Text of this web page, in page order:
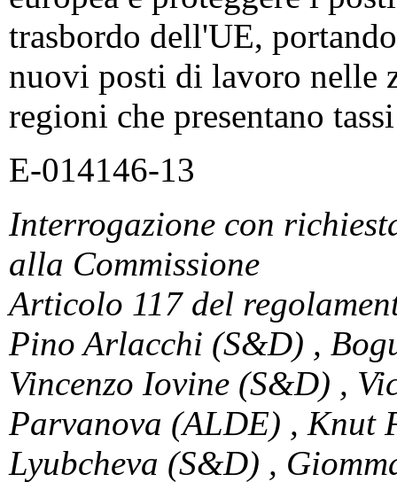
trasbordo dell'UE,
nuovi posti di lavoro nelle
regioni che presentano
E-014146-13
Interrogazione con
alla Commissione
Articolo 117 del
Pino Arlacchi (S&D) ,
Vincenzo Iovine (S&D) ,
Parvanova (ALDE) , Knut
Lyubcheva (S&D) ,